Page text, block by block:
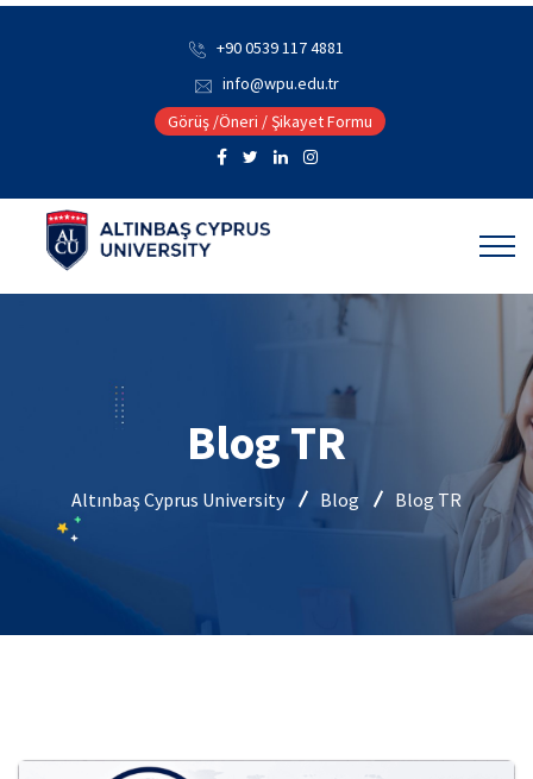
+90 0539 117 4881
info@wpu.edu.tr
Görüş /Öneri / Şikayet Formu
Blog TR
Altınbaş Cyprus University Blog Blog TR